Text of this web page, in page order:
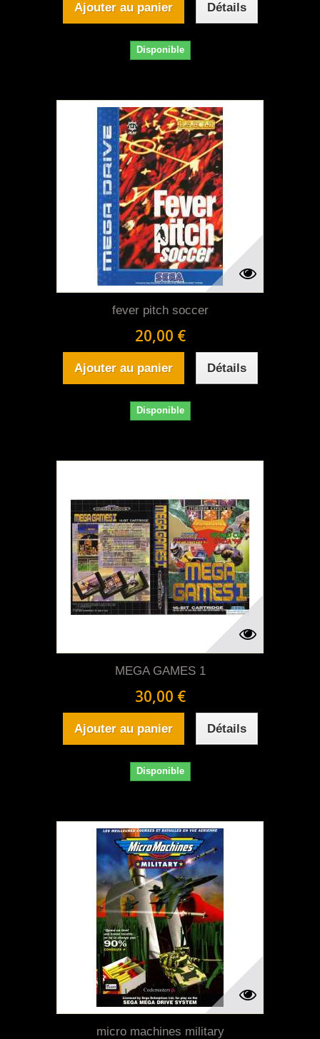
Ajouter au panier Détails
Disponible
fever pitch soccer
20,00 €
Ajouter au panier Détails
Disponible
MEGA GAMES 1
30,00 €
Ajouter au panier Détails
Disponible
micro machines military